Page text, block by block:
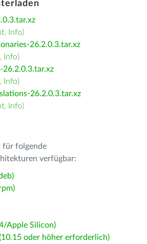
, Info)
26.2.0.3.tar.xz
, Info)
26.2.0.3.tar.xz
, Info)
26.2.0.3.tar.xz
, Info)
für folgende
verfügbar:
Apple Silicon)
oder höher erforderlich)